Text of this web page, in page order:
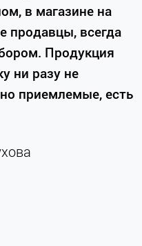
в магазине на
продавцы, всегда
Продукция
ни разу не
приемлемые, есть